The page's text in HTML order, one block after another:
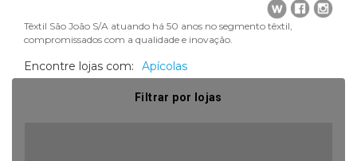
Têxtil São João S/A atuando há 50 anos no segmento têxtil,
compromissados com a qualidade e inovação.
Encontre lojas com: Apícolas